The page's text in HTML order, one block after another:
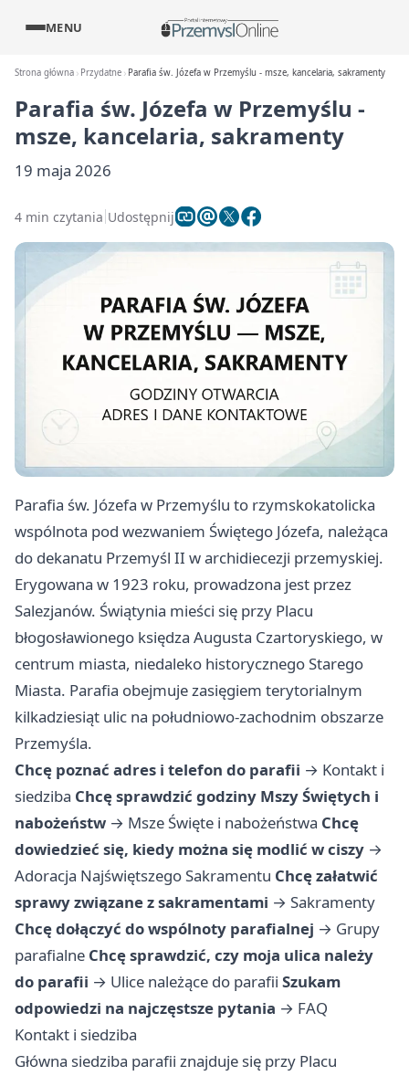
MENU
Strona główna Przydatne Parafia św. Józefa w Przemyślu - msze, kancelaria, sakramenty
Parafia św. Józefa w Przemyślu -
msze, kancelaria, sakramenty
19 maja 2026
4 min czytania Udostępnij
Parafia św. Józefa w Przemyślu to rzymskokatolicka
wspólnota pod wezwaniem Świętego Józefa, należąca
do dekanatu Przemyśl II w archidiecezji przemyskiej.
Erygowana w 1923 roku, prowadzona jest przez
Salezjanów. Świątynia mieści się przy Placu
błogosławionego księdza Augusta Czartoryskiego, w
centrum miasta, niedaleko historycznego Starego
Miasta. Parafia obejmuje zasięgiem terytorialnym
kilkadziesiąt ulic na południowo-zachodnim obszarze
Przemyśla.
Chcę poznać adres i telefon do parafii → Kontakt i
siedziba Chcę sprawdzić godziny Mszy Świętych i
nabożeństw → Msze Święte i nabożeństwa Chcę
dowiedzieć się, kiedy można się modlić w ciszy →
Adoracja Najświętszego Sakramentu Chcę załatwić
sprawy związane z sakramentami → Sakramenty
Chcę dołączyć do wspólnoty parafialnej → Grupy
parafialne Chcę sprawdzić, czy moja ulica należy
do parafii → Ulice należące do parafii Szukam
odpowiedzi na najczęstsze pytania → FAQ
Kontakt i siedziba
Główna siedziba parafii znajduje się przy Placu